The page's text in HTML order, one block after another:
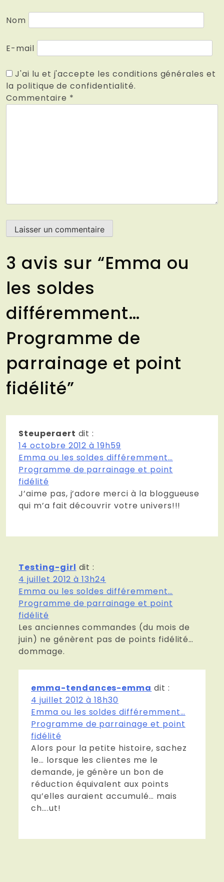
Nom
E-mail
J'ai lu et j'accepte les conditions générales et
la politique de confidentialité.
Commentaire *
3 avis sur “Emma ou
les soldes
différemment…
Programme de
parrainage et point
fidélité”
Steuperaert dit :
14 octobre 2012 à 19h59
Emma ou les soldes différemment…
Programme de parrainage et point
fidélité
J’aime pas, j’adore merci à la bloggueuse
qui m’a fait découvrir votre univers!!!
Testing-girl dit :
4 juillet 2012 à 13h24
Emma ou les soldes différemment…
Programme de parrainage et point
fidélité
Les anciennes commandes (du mois de
juin) ne génèrent pas de points fidélité…
dommage.
emma-tendances-emma dit :
4 juillet 2012 à 18h30
Emma ou les soldes différemment…
Programme de parrainage et point
fidélité
Alors pour la petite histoire, sachez
le… lorsque les clientes me le
demande, je génère un bon de
réduction équivalent aux points
qu’elles auraient accumulé… mais
ch….ut!